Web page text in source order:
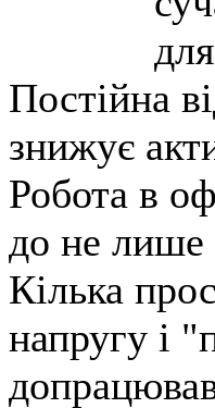
Постійна
знижує
Робота в
до не лише
Кілька
напругу і